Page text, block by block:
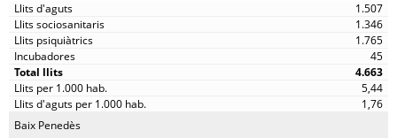
1.507
1.346
1.765
45
4.663
5,44
1,76
Baix Penedès